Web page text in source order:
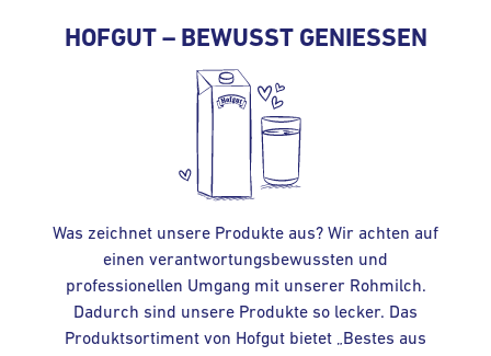
HOFGUT – BEWUSST GENIESSEN
Was zeichnet unsere Produkte aus? Wir achten auf
einen verantwortungsbewussten und
professionellen Umgang mit unserer Rohmilch.
Dadurch sind unsere Produkte so lecker. Das
Produktsortiment von Hofgut bietet „Bestes aus